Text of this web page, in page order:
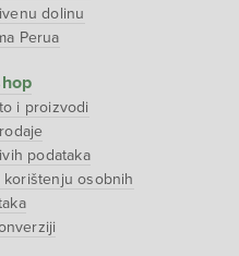
dolinu
Perua
i proizvodi
podataka
osobnih